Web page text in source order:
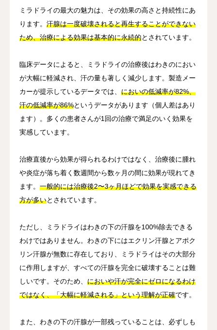
ミラドライの最大の魅力は、その効果の高さと持続性にあ
ります。 汗腺は一度破壊されると再生することができない
ため、治療による効果は基本的に永続的とされています。
臨床データによると、ミラドライの治療後はわきのにおい
が大幅に軽減され、汗の量も著しく減少します。製造メー
カーが提示しているデータでは、 においの低減率が82%、
汗の低減率が86%というデータがあります（個人差はあり
ます）。多くの患者さんが1回の治療で満足のいく効果を
実感しています。
治療直後から効果が得られるわけではなく、治療後に腫れ
や炎症が落ち着く数週間から数ヶ月の間に効果が現れてき
ます。 一般的には治療後2〜3ヶ月ほどで効果を実感できる
方が多いとされています。
ただし、ミラドライはわきの下の汗腺を100%除去できる
わけではありません。わきの下にはエクリン汗腺とアポク
リン汗腺が無数に存在しており、ミラドライはその大部分
に作用しますが、すべての汗腺を完全に破壊することは難
しいです。そのため、 においや汗が完全にゼロになるわけ
ではなく、「大幅に軽減される」という理解が正確です。
また、わきの下の汗腺が一部残っていることは、必ずしも